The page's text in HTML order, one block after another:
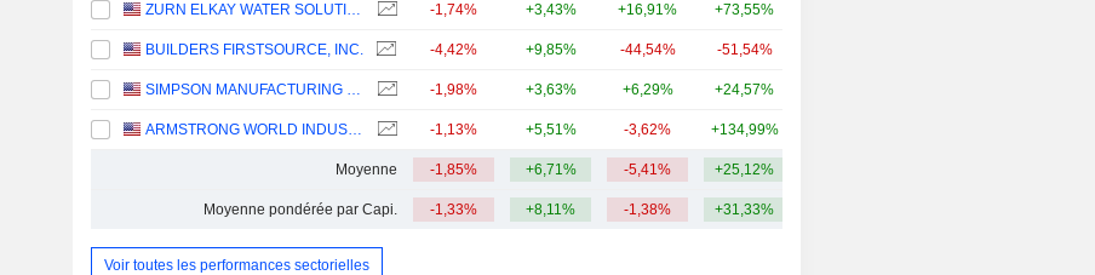
ZURN ELKAY WATER SOLUTIONS CORPORATION -1,74% +3,43% +16,91% +73,55%
BUILDERS FIRSTSOURCE, INC. -4,42% +9,85% -44,54% -51,54%
SIMPSON MANUFACTURING CO., INC. -1,98% +3,63% +6,29% +24,57%
ARMSTRONG WORLD INDUSTRIES, INC. -1,13% +5,51% -3,62% +134,99%
Moyenne -1,85% +6,71% -5,41% +25,12%
Moyenne pondérée par Capi. -1,33% +8,11% -1,38% +31,33%
Voir toutes les performances sectorielles